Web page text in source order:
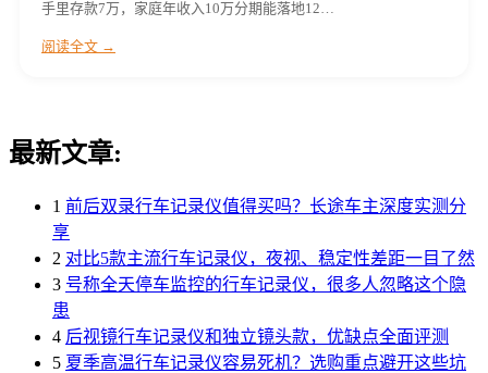
手里存款7万，家庭年收入10万分期能落地12…
阅读全文 →
最新文章:
1 前后双录行车记录仪值得买吗？长途车主深度实测分
享
2 对比5款主流行车记录仪，夜视、稳定性差距一目了然
3 号称全天停车监控的行车记录仪，很多人忽略这个隐
患
4 后视镜行车记录仪和独立镜头款，优缺点全面评测
5 夏季高温行车记录仪容易死机？选购重点避开这些坑